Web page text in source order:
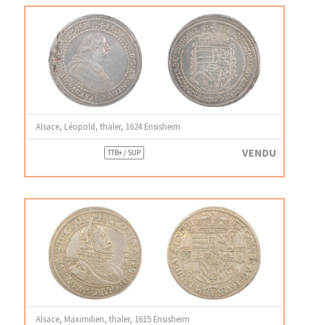
Alsace, Léopold, thaler, 1624 Ensisheim
TTB+ / SUP VENDU
Alsace, Maximilien, thaler, 1615 Ensisheim